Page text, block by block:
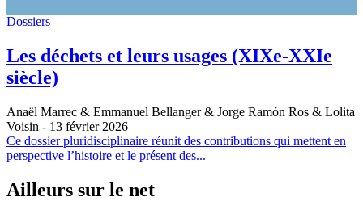
Dossiers
Les déchets et leurs usages (XIXe-XXIe
siècle)
Anaël Marrec & Emmanuel Bellanger & Jorge Ramón Ros & Lolita
Voisin - 13 février 2026
Ce dossier pluridisciplinaire réunit des contributions qui mettent en
perspective l’histoire et le présent des...
Ailleurs sur le net